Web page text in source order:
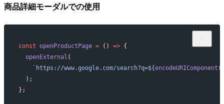
商品詳細モーダルでの使用
const openProductPage = () => {
  openExternal
(
    `https://www.google.com/search?q=${
encodeURIComponent (
  );
};